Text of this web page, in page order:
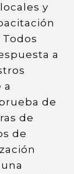
y
a
a
de
de
de